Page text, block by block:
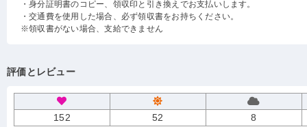
・身分証明書のコピー、領収印と引き換えでお支払いします。
・交通費を使用した場合、必ず領収書をお持ちください。
※領収書がない場合、支給できません
評価とレビュー
152 52 8